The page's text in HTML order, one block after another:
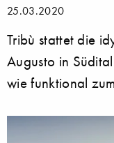
25.03.2020
Tribù stattet die
Augusto in
wie funktional